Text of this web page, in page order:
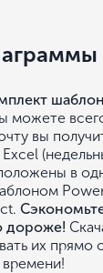
можете
вы
в
дороже!
их прямо